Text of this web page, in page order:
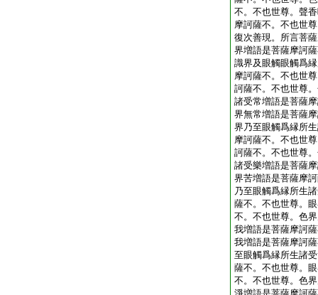
不。不也世尊。聲
摩訶薩不。不也世尊
復次善現。所言菩
界増語是菩薩摩訶
識界及眼觸眼觸爲
摩訶薩不。不也世
訶薩不。不也世尊
諸受常増語是菩薩
界無常増語是菩薩
界乃至眼觸爲縁所
摩訶薩不。不也世
訶薩不。不也世尊
諸受樂増語是菩薩
界苦増語是菩薩摩
乃至眼觸爲縁所生
薩不。不也世尊。
不。不也世尊。色
我増語是菩薩摩訶
我増語是菩薩摩訶
至眼觸爲縁所生諸
薩不。不也世尊。
不。不也世尊。色